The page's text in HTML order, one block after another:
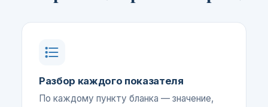
Разбор каждого показателя
По каждому пункту бланка — значение,